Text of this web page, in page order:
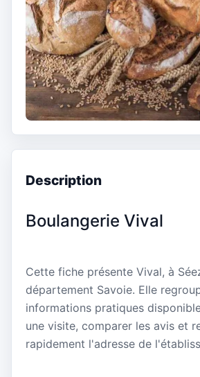
Description
Boulangerie Vival
Cette fiche présente Vival, à
département Savoie. Elle
informations pratiques
une visite, comparer les avis et
rapidement l'adresse de